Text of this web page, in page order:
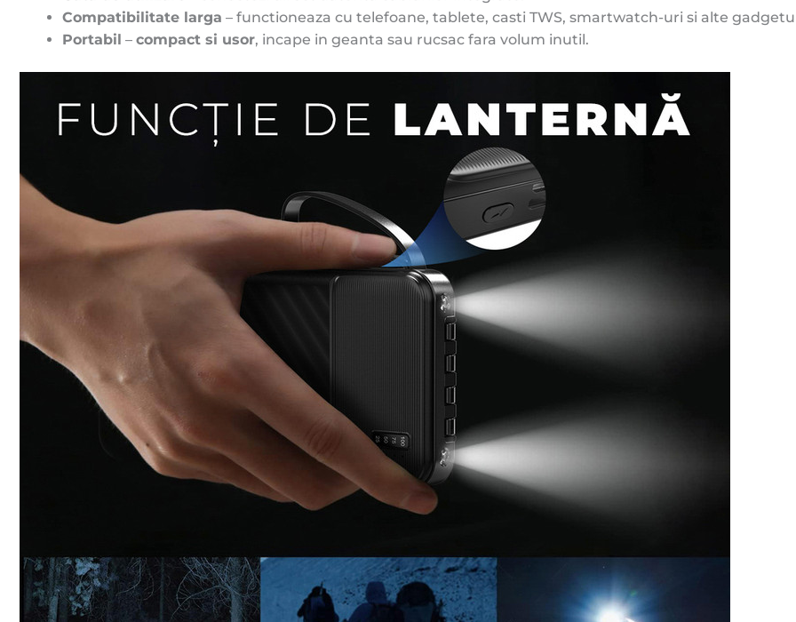
Compatibilitate larga – functioneaza cu telefoane, tablete, casti TWS, smartwatch-uri si alte
Portabil – compact si usor, incape in geanta sau rucsac fara volum inutil.